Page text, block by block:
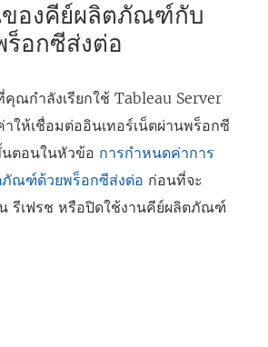
ของคีย์ผลิตภัณฑ์กับ
ร็อกซีส่งต่อ
ณกำลังเรียกใช้ Tableau Server
ให้เชื่อมต่ออินเทอร์เน็ตผ่านพร็อกซี
ตอนในหัวข้อ การกำหนดค่าการ
ภัณฑ์ด้วยพร็อกซีส่งต่อ ก่อนที่จะ
รีเฟรช หรือปิดใช้งานคีย์ผลิตภัณฑ์